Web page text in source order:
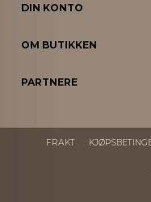
DIN KONTO
OM BUTIKKEN
PARTNERE
FRAKT